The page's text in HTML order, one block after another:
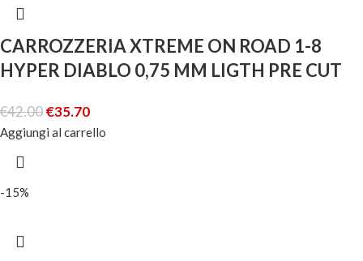
CARROZZERIA XTREME ON ROAD 1-8
HYPER DIABLO 0,75 MM LIGTH PRE CUT
€42.00€35.70
Aggiungi al carrello
-15%